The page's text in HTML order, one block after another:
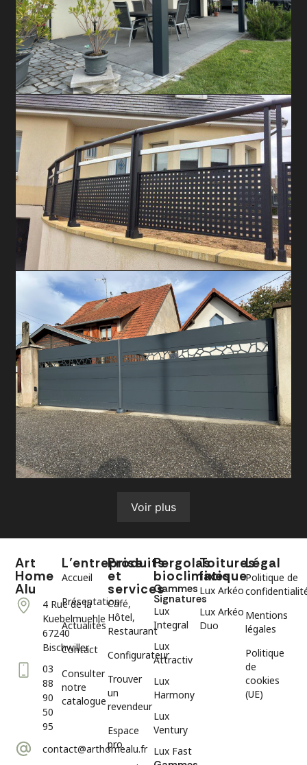
Voir plus
Art
Home
Alu
4 Rue de la
Kuebelmuehle
67240
Bischwiller
03
88
90
50
95
contact@arthomealu.fr
L’entreprise
Accueil
Présentation
Actualités
Contact
Consulter
notre
catalogue
Produits
et
services
Café,
Hôtel,
Restaurant
Configurateur
Trouver
un
revendeur
Espace
pro
Pergolas
bioclimatique
Gammes
Signatures
Lux
Integral
Lux
Attractiv
Lux
Harmony
Lux
Ventury
Lux Fast
Toitures
fixes
Lux Arkéo
Lux Arkéo
Duo
Légal
Politique de
Mentions
légales
Politique
de
cookies
(UE)